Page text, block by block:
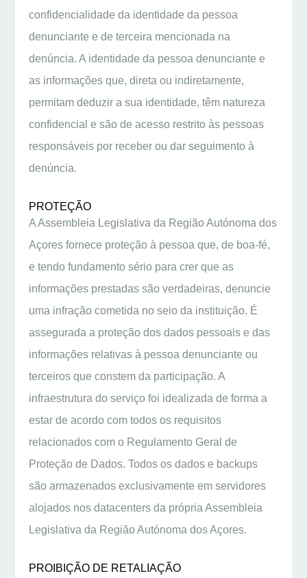
confidencialidade da identidade da pessoa
denunciante e de terceira mencionada na
denúncia. A identidade da pessoa denunciante e
as informações que, direta ou indiretamente,
permitam deduzir a sua identidade, têm natureza
confidencial e são de acesso restrito às pessoas
responsáveis por receber ou dar seguimento à
denúncia.
PROTEÇÃO
A Assembleia Legislativa da Região Autónoma dos
Açores fornece proteção à pessoa que, de boa-fé,
e tendo fundamento sério para crer que as
informações prestadas são verdadeiras, denuncie
uma infração cometida no seio da instituição. É
assegurada a proteção dos dados pessoais e das
informações relativas à pessoa denunciante ou
terceiros que constem da participação. A
infraestrutura do serviço foi idealizada de forma a
estar de acordo com todos os requisitos
relacionados com o Regulamento Geral de
Proteção de Dados. Todos os dados e backups
são armazenados exclusivamente em servidores
alojados nos datacenters da própria Assembleia
Legislativa da Região Autónoma dos Açores.
PROIBIÇÃO DE RETALIAÇÃO